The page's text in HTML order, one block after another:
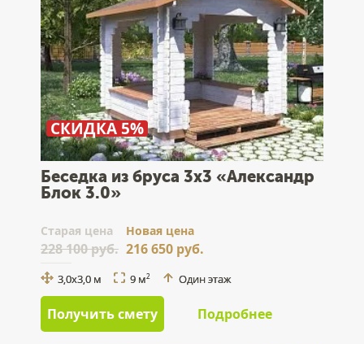
СКИДКА 5%
Беседка из бруса 3x3 «Александр
Блок 3.0»
Cтарая цена
228 100 руб.
Новая цена
216 650 руб.
3,0x3,0 м 9 м2 Один этаж
Получить смету Подробнее